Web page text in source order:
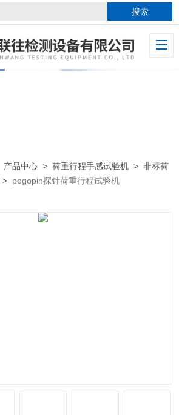
产品中心 >荷重行程手感试验机 >非标荷
> pogopin探针荷重行程试验机